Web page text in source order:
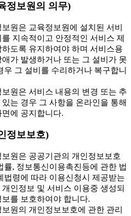
정보원의 의무)
원은 교육정보원에 설치된 서비
지속적이고 안정적인 서비스 제
하도록 유지하여야 하며 서비스용
애가 발생하거나 또는 그 설비가 못
우 그 설비를 수리하거나 복구합니
원은 서비스 내용의 변경 또는 추
는 경우 그 사항을 온라인을 통해
에 공지합니다.
정보보호)
원은 공공기관의 개인정보보호
률, 정보통신이용촉진등에 관한 법
법령에 따라 이용신청시 제공받는
인정보 및 서비스 이용중 생성되
보를 보호하여야 합니다.
원의 개인정보보호에 관한 관리